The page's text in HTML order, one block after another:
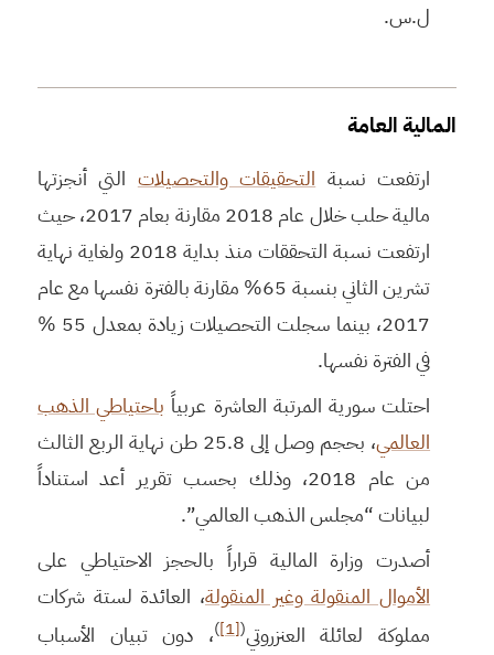
ل.س.
المالية العامة
ارتفعت نسبة التحقيقات والتحصيلات التي أنجزتها
مالية حلب خلال عام 2018 مقارنة بعام 2017، حيث
ارتفعت نسبة التحققات منذ بداية 2018 ولغاية نهاية
تشرين الثاني بنسبة 65% مقارنة بالفترة نفسها مع عام
2017، بينما سجلت التحصيلات زيادة بمعدل 55 %
في الفترة نفسها.
احتلت سورية المرتبة العاشرة عربياً باحتياطي الذهب
العالمي
، بحجم وصل إلى 25.8 طن نهاية الربع الثالث
من عام 2018، وذلك بحسب تقرير أعد استناداً
لبيانات “مجلس الذهب العالمي”.
أصدرت وزارة المالية قراراً بالحجز الاحتياطي على
الأموال المنقولة وغير المنقولة، العائدة لستة شركات
مملوكة لعائلة العنزروتي(
[1]
)، دون تبيان الأسباب